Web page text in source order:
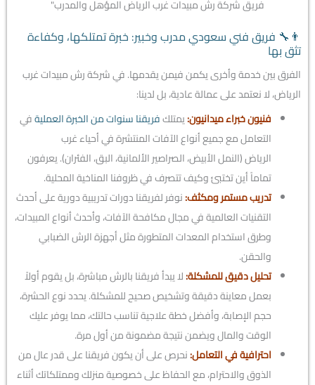
فريق شركة رش مبيدات غرب الرياض المؤهل والمدرب"
👨‍🔧 فريق فني سعودي مدرب وخبير: خبرة تمتلكها، وكفاءة
تثق بها
الفرق بين خدمة وأخرى يكمن فيمن يقدمها. في شركة رش مبيدات غرب
الرياض، لا نعتمد على عمالة عادية، بل لدينا:
فنيون خبراء ميدانيون:يمتلكفريقنا سنوات من الخبرة العمليةفي
التعامل مع جميع أنواع الآفات المنتشرة في أحياء غرب
الرياض (النمل الأبيض، الصراصير الألمانية، البق، الفئران). يعرفون
تماماً أين تختبئ وكيف تتصرف في ظروفنا المناخية المحلية.
تدريب مستمر ومكثف:نوفر لفريقنا دورات تدريبية دورية على أحدث
التقنيات العالمية في مجال مكافحة الآفات، وأحدث أنواع المبيدات،
وطرق استخدام المعدات المتطورة مثل أجهزة الرش الضبابي
والحقن.
تحليل دقيق للمشكلة:لا يبدأ فريقنا بالرش مباشرة، بل يقوم أولاً
بعمل معاينة دقيقة وتشخيص صحيح للمشكلة. يحدد نوع الحشرة،
حجم الإصابة، وأفضل خطة علاجية تناسب حالتك، مما يوفر عليك
الوقت والمال ويضمن نتيجة مضمونة من أول مرة.
احترافية في التعامل:نحرص على أن يكون فريقنا على قدر عال من
الذوق والاحترام، مع الحفاظ على خصوصية منزلك وممتلكاتك أثناء